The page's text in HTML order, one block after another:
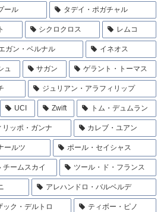
ール タデイ・ポガチャル
シクロクロス レムコ
ガン・ベルナル イネオス
ュ サガン ゲラント・トーマス
ジュリアン・アラフィリップ
UCI Zwift トム・デュムラン
リッポ・ガンナ カレブ・ユアン
ールツ ポール・セイシャス
チームスカイ ツール・ド・フランス
アレハンドロ・バルベルデ
ック・デルトロ ティボー・ピノ